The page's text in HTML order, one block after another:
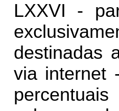
LXXVI -
destinadas
via internet